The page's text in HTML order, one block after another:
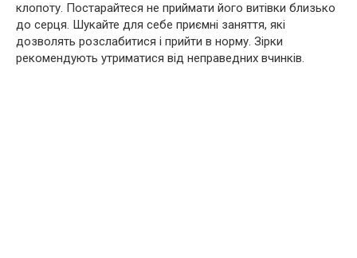
клопоту. Постарайтеся не приймати його витівки близько
до серця. Шукайте для себе приємні заняття, які
дозволять розслабитися і прийти в норму. Зірки
рекомендують утриматися від неправедних вчинків.